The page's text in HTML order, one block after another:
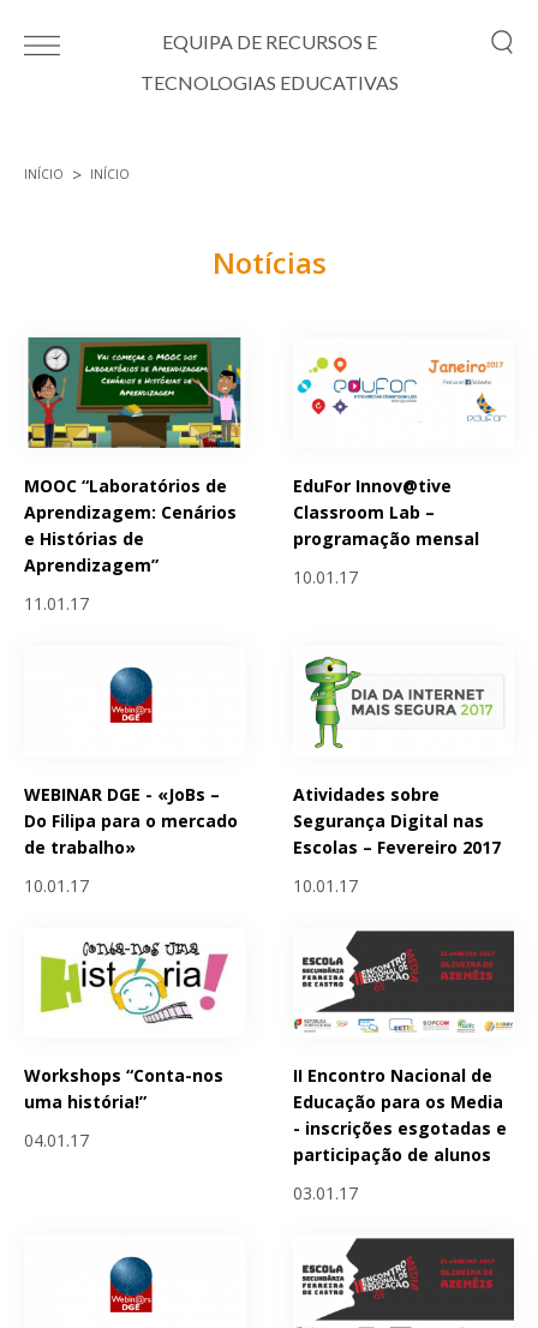
EQUIPA DE RECURSOS E
TECNOLOGIAS EDUCATIVAS
INÍCIO INÍCIO
Notícias
MOOC “Laboratórios de
Aprendizagem: Cenários
e Histórias de
Aprendizagem”
11.01.17
EduFor Innov@tive
Classroom Lab –
programação mensal
10.01.17
WEBINAR DGE - «JoBs –
Do Filipa para o mercado
de trabalho»
10.01.17
Atividades sobre
Segurança Digital nas
Escolas – Fevereiro 2017
10.01.17
Workshops “Conta-nos
uma história!”
04.01.17
II Encontro Nacional de
Educação para os Media
- inscrições esgotadas e
participação de alunos
03.01.17
Páginas